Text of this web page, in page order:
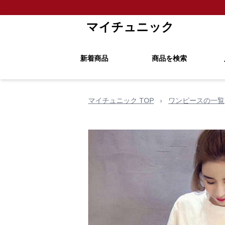
マイチュニック
新着商品 商品を検索
マイチュニック TOP › ワンピースの一覧